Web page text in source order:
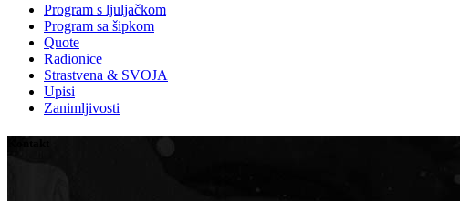
Program s ljuljačkom
Program sa šipkom
Quote
Radionice
Strastvena & SVOJA
Upisi
Zanimljivosti